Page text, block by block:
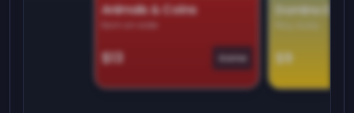
Animals & Coins
$13 Game
Domino
$9